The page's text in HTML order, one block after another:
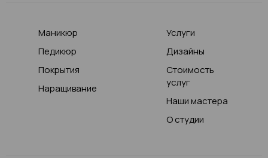
Маникюр
Педикюр
Покрытия
Наращивание
Услуги
Дизайны
Стоимость
услуг
Наши мастера
О студии